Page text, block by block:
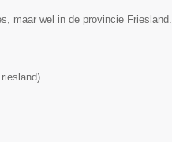
maar wel in de provincie Friesland.
)